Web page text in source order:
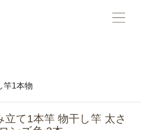
し がすべて揃う 物干し専門店さくら
布団干しからデザインされた物干
しメーカーです。
竿1本物
て1本竿 物干し竿 太さ